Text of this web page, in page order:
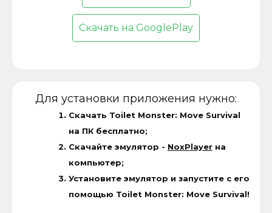
Скачать на GooglePlay
Для установки приложения нужно:
Скачать Toilet Monster: Move Survival
на ПК бесплатно;
Скачайте эмулятор - NoxPlayerна
компьютер;
Установите эмулятор и запустите с его
помощью Toilet Monster: Move Survival!